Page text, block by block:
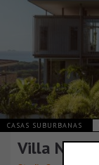
CASAS SUBURBANAS
Villa Nuri